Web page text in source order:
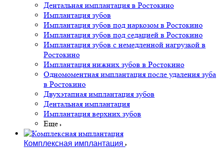
Дентальная имплантация в Ростокино
Имплантация зубов
Имплантация зубов под наркозом в Ростокино
Имплантация зубов под седацией в Ростокино
Имплантация зубов с немедленной нагрузкой в
Ростокино
Имплантация нижних зубов в Ростокино
Одномоментная имплантация после удаления зуба
в Ростокино
Двухэтапная имплантация зубов
Дентальная имплантация
Имплантация верхних зубов
Еще
Комплексная имплантация